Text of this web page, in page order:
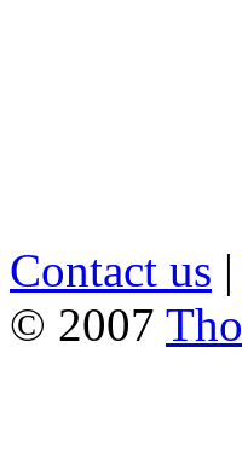
Contact us |
© 2007